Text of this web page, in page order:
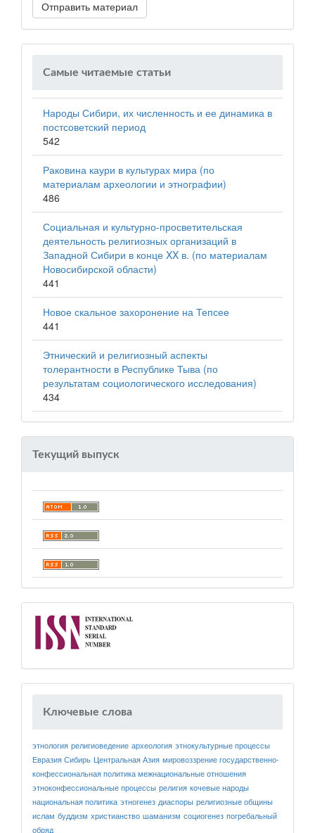
Отправить материал
Самые читаемые статьи
Народы Сибири, их численность и ее динамика в
постсоветский период
542
Раковина каури в культурах мира (по
материалам археологии и этнографии)
486
Социальная и культурно-просветительская
деятельность религиозных организаций в
Западной Сибири в конце XX в. (по материалам
Новосибирской области)
441
Новое скальное захоронение на Тепсее
441
Этнический и религиозный аспекты
толерантности в Республике Тыва (по
результатам социологического исследования)
434
Текущий выпуск
Ключевые слова
этнология религиоведение археология этнокультурные процессы
ЕвразияСибирь Центральная Азия мировоззрениегосударственно-
конфессиональная политикамежнациональные отношения
этноконфессиональные процессы религия кочевые народы
национальная политика этногенез диаспоры религиозные общины
ислам буддизм христианство шаманизм социогенез погребальный
обряд